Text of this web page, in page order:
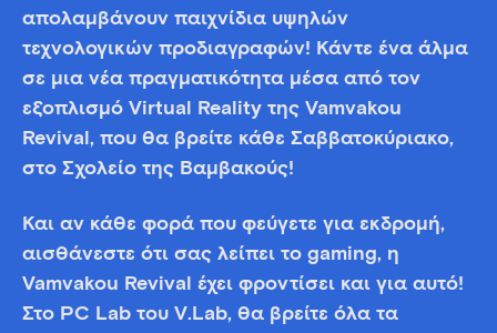
απολαμβάνουν παιχνίδια υψηλών
τεχνολογικών προδιαγραφών! Κάντε ένα άλμα
σε μια νέα πραγματικότητα μέσα από τον
εξοπλισμό Virtual Reality της Vamvakou
Revival, που θα βρείτε κάθε Σαββατοκύριακο,
στο Σχολείο της Βαμβακούς!
Και αν κάθε φορά που φεύγετε για εκδρομή,
αισθάνεστε ότι σας λείπει το gaming, η
Vamvakou Revival έχει φροντίσει και για αυτό!
Στο PC Lab του V.Lab, θα βρείτε όλα τα